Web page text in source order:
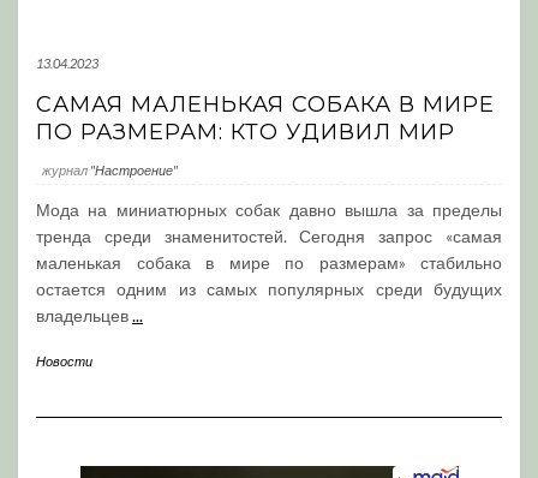
13.04.2023
САМАЯ МАЛЕНЬКАЯ СОБАКА В МИРЕ
ПО РАЗМЕРАМ: КТО УДИВИЛ МИР
журнал "Настроение"
Мода на миниатюрных собак давно вышла за пределы
тренда среди знаменитостей. Сегодня запрос «самая
маленькая собака в мире по размерам» стабильно
остается одним из самых популярных среди будущих
владельцев...
Новости